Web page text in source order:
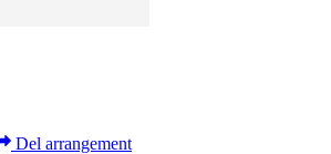
Del arrangement